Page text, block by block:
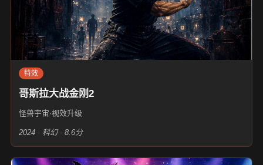
特效
哥斯拉大战金刚2
怪兽宇宙·视效升级
2024 · 科幻 · 8.6分